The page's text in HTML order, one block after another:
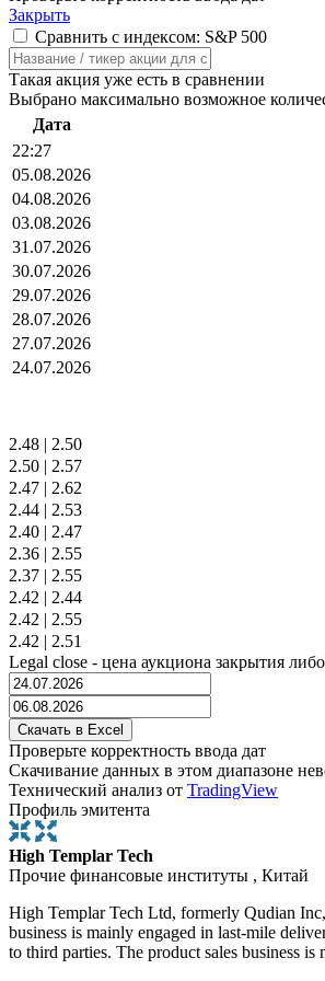
Закрыть
Сравнить с индексом: S&P 500
Такая акция уже есть в сравнении
Выбрано максимально возможное
Дата
22:27
05.08.2026
04.08.2026
03.08.2026
31.07.2026
30.07.2026
29.07.2026
28.07.2026
27.07.2026
24.07.2026
2.48 | 2.50
2.50 | 2.57
2.47 | 2.62
2.44 | 2.53
2.40 | 2.47
2.36 | 2.55
2.37 | 2.55
2.42 | 2.44
2.42 | 2.55
2.42 | 2.51
Legal close - цена аукциона закрытия
Проверьте корректность ввода дат
Скачивание данных в этом диапазоне
Технический анализ от TradingView
Профиль эмитента
High Templar Tech
Прочие финансовые институты , Китай
High Templar Tech Ltd, formerly Qudian
business is mainly engaged in last-mile
to third parties. The product sales business